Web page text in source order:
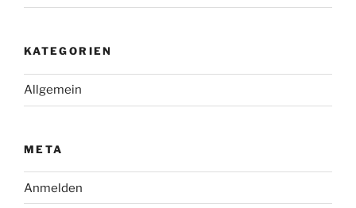
KATEGORIEN
Allgemein
META
Anmelden